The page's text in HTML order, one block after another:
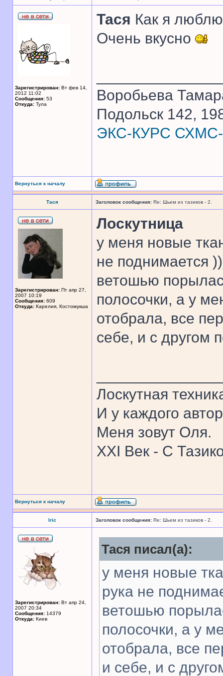
Зарегистрирован: Вт фев 14,
2012 11:02
Сообщения: 53
Откуда: Тула
Тася Как я
Очень вкусно
Воробьева
Подольск 142,
ЭКС-КУРС СХМС-
Вернуться к началу
Тася Заголовок сообщения: Re: Шьем из тазиков - 2.
Зарегистрирован: Пт апр 27,
2007 10:19
Сообщения: 609
Откуда: Карелия, Костомукша
Лоскутница
у меня новые
не поднимается
ветошью
полосочки, а у
отобрала, все
себе, и с другом
Лоскутная
И у каждого
Меня зовут Оля.
XXI Век - С
Вернуться к началу
Iric Заголовок сообщения: Re: Шьем из тазиков - 2.
Зарегистрирован: Вт апр 24,
2007 20:34
Сообщения: 14379
Откуда: Киев
Тася писал(а):
у меня новые
рука не
ветошью
полосочки, а у
отобрала, все
и себе, и с